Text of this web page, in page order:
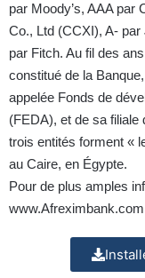
par Moody’s, AAA par
Co., Ltd (CCXI), A-
par Fitch. Au fil des
constitué de la
appelée Fonds de
(FEDA), et de sa filiale
trois entités forment «
au Caire, en Égypte.
Pour de plus amples
www.Afreximbank.com